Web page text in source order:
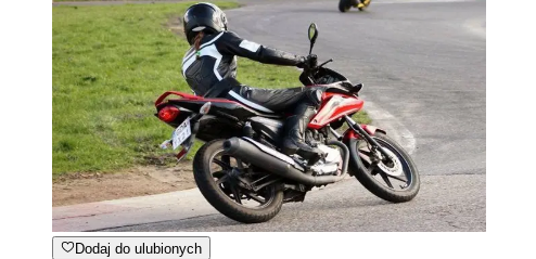
Dodaj do ulubionych